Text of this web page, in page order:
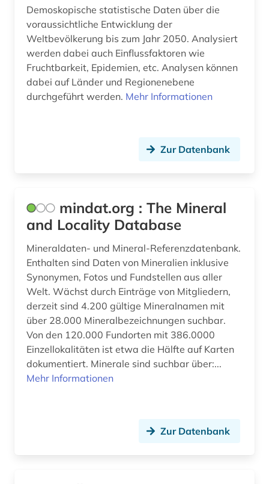
bauingenieurwesen (1)
baukostenermittlung (1)
bauleistung (1)
baum (3)
baumart (1)
baumaßnahme (1)
baumschäden (1)
baumschädlinge (1)
bauphysik (1)
baupreis (1)
bauprodukt (1)
baurecht (2)
bausanierung (1)
Demoskopische statistische Daten über die
voraussichtliche Entwicklung der
Weltbevölkerung bis zum Jahr 2050. Analysiert
werden dabei auch Einflussfaktoren wie
Fruchtbarkeit, Epidemien, etc. Analysen können
dabei auf Länder und Regionenebene
durchgeführt werden. Mehr Informationen
Zur Datenbank
mindat.org : The Mineral
and Locality Database
Mineraldaten- und Mineral-Referenzdatenbank.
Enthalten sind Daten von Mineralien inklusive
Synonymen, Fotos und Fundstellen aus aller
Welt. Wächst durch Einträge von Mitgliedern,
derzeit sind 4.200 gültige Mineralnamen mit
über 28.000 Mineralbezeichnungen suchbar.
Von den 120.000 Fundorten mit 386.0000
Einzellokalitäten ist etwa die Hälfte auf Karten
dokumentiert. Minerale sind suchbar über:...
Mehr Informationen
Zur Datenbank